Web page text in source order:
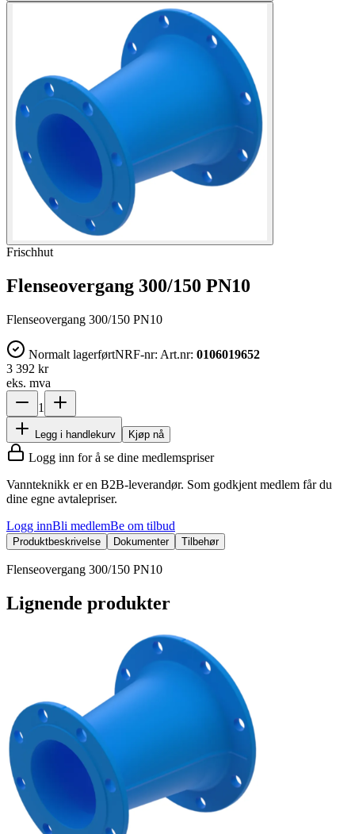
Frischhut
Flenseovergang 300/150 PN10
Flenseovergang 300/150 PN10
Normalt lagerførtNRF-nr: Art.nr: 0106019652
3 392 kr
eks. mva
1
Legg i handlekurv Kjøp nå
Logg inn for å se dine medlemspriser
Vannteknikk er en B2B-leverandør. Som godkjent medlem får du
dine egne avtalepriser.
Logg innBli medlemBe om tilbud
Produktbeskrivelse Dokumenter Tilbehør
Flenseovergang 300/150 PN10
Lignende produkter